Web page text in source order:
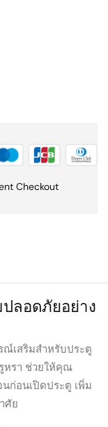
Checkout
ลอดภัยอย่าง
ณ์เสริมสำหรับประตู
หรา ช่วยให้คุณ
ก่อนเปิดประตู เพิ่ม
ศัย